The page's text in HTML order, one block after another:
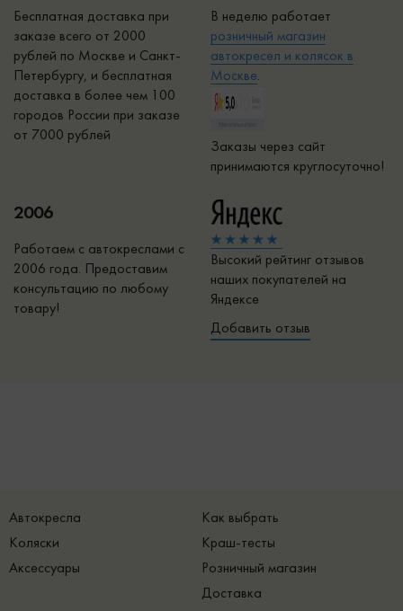
Бесплатная доставка при
заказе всего от 2000
рублей по Москве и Санкт-
Петербургу, и бесплатная
доставка в более чем 100
городов России при заказе
от 7000 рублей
В неделю работает
розничный магазин
автокресел и колясок в
Москве.
Заказы через сайт
принимаются круглосуточно!
2006
Работаем с автокреслами с
2006 года. Предоставим
консультацию по любому
товару!
Высокий рейтинг отзывов
наших покупателей на
Яндексе
Добавить отзыв
Автокресла
Коляски
Аксессуары
Как выбрать
Краш-тесты
Розничный магазин
Доставка